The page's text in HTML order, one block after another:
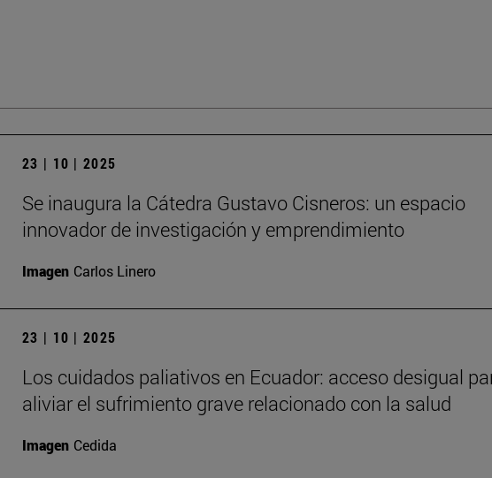
23 | 10 | 2025
Se inaugura la Cátedra Gustavo Cisneros: un espacio
innovador de investigación y emprendimiento
Imagen Carlos Linero
23 | 10 | 2025
Los cuidados paliativos en Ecuador: acceso desigual
aliviar el sufrimiento grave relacionado con la salud
Imagen Cedida